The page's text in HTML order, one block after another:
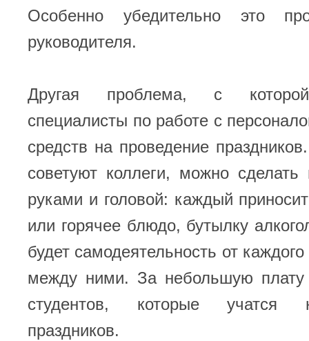
Особенно убедительно это
руководителя.
Другая проблема, с которой
специалисты по работе с
средств на проведение
советуют коллеги, можно сделать
руками и головой: каждый приносит
или горячее блюдо, бутылку
будет самодеятельность от
между ними. За небольшую плату
студентов, которые учатся
праздников.